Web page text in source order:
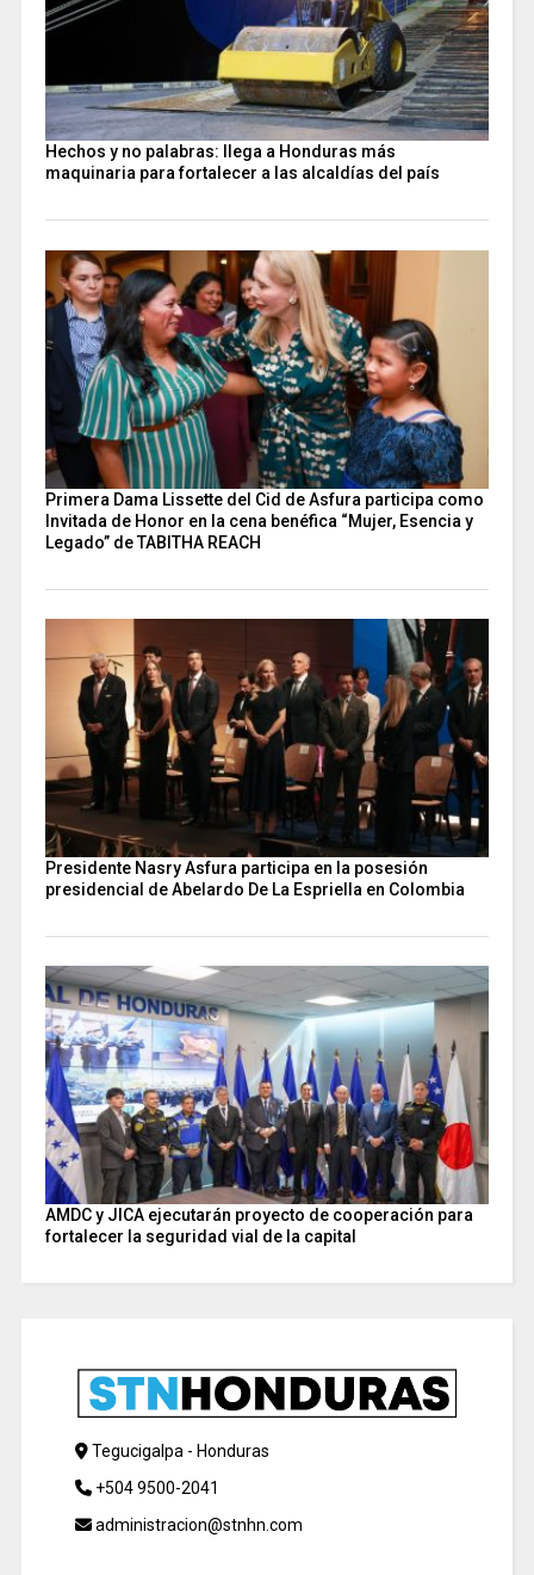
Hechos y no palabras: llega a Honduras más
maquinaria para fortalecer a las alcaldías del país
Primera Dama Lissette del Cid de Asfura participa como
Invitada de Honor en la cena benéfica “Mujer, Esencia y
Legado” de TABITHA REACH
Presidente Nasry Asfura participa en la posesión
presidencial de Abelardo De La Espriella en Colombia
AMDC y JICA ejecutarán proyecto de cooperación para
fortalecer la seguridad vial de la capital
Tegucigalpa - Honduras
+504 9500-2041
administracion@stnhn.com